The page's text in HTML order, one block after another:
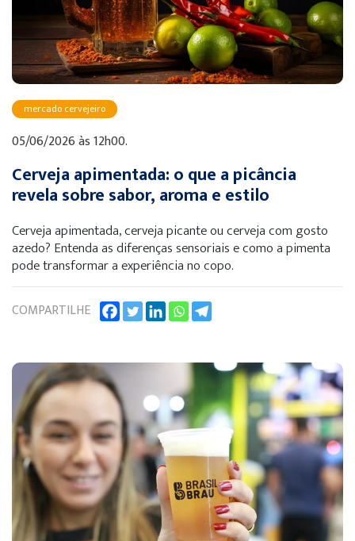
mercado cervejeiro
05/06/2026 às 12h00.
Cerveja apimentada: o que a picância
revela sobre sabor, aroma e estilo
Cerveja apimentada, cerveja picante ou cerveja com gosto
azedo? Entenda as diferenças sensoriais e como a pimenta
pode transformar a experiência no copo.
COMPARTILHE